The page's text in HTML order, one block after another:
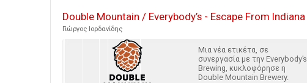
Double Mountain / Everybody’s - Escape From Indiana
Γιώργος Ιορδανίδης
Μια νέα ετικέτα, σε
συνεργασία με την Everybody’s
Brewing, κυκλοφόρησε η
Double Mountain Brewery.